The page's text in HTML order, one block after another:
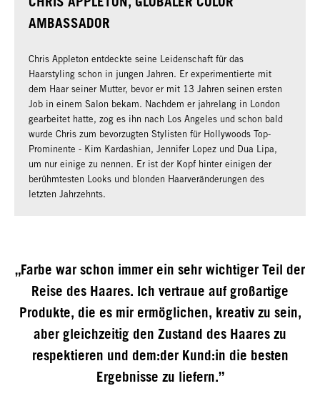
AMBASSADOR
Chris Appleton entdeckte seine Leidenschaft für das
Haarstyling schon in jungen Jahren. Er experimentierte mit
dem Haar seiner Mutter, bevor er mit 13 Jahren seinen ersten
Job in einem Salon bekam. Nachdem er jahrelang in London
gearbeitet hatte, zog es ihn nach Los Angeles und schon bald
wurde Chris zum bevorzugten Stylisten für Hollywoods Top-
Prominente - Kim Kardashian, Jennifer Lopez und Dua Lipa,
um nur einige zu nennen. Er ist der Kopf hinter einigen der
berühmtesten Looks und blonden Haarveränderungen des
letzten Jahrzehnts.
„Farbe war schon immer ein sehr wichtiger Teil der
Reise des Haares. Ich vertraue auf großartige
Produkte, die es mir ermöglichen, kreativ zu sein,
aber gleichzeitig den Zustand des Haares zu
respektieren und dem:der Kund:in die besten
Ergebnisse zu liefern.”